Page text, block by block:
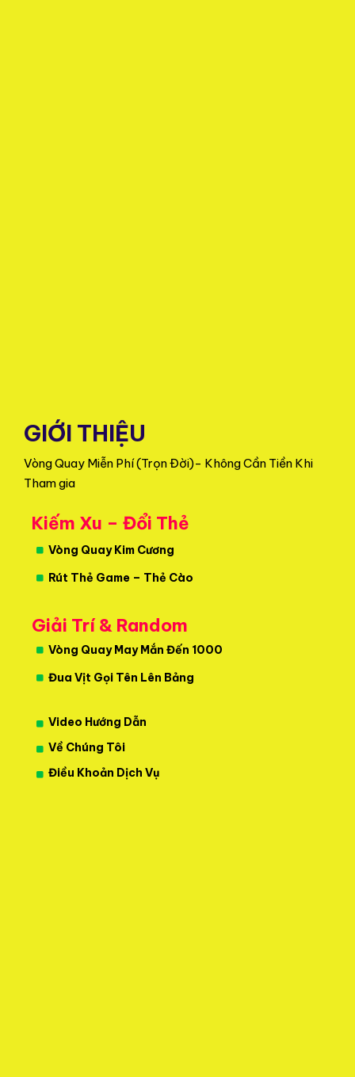
GIỚI THIỆU
Vòng Quay Miễn Phí (Trọn Đời)- Không Cần Tiền Khi
Tham gia
Kiếm Xu – Đổi Thẻ
Vòng Quay Kim Cương
Rút Thẻ Game – Thẻ Cào
Giải Trí & Random
Vòng Quay May Mắn Đến 1000
Đua Vịt Gọi Tên Lên Bảng
Video Hướng Dẫn
Về Chúng Tôi
Điều Khoản Dịch Vụ